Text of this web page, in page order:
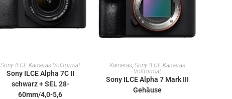
IN DEN WARENKORB
Sony ILCE Kameras Vollformat
Sony ILCE Alpha 7C II
schwarz + SEL 28-
60mm/4,0-5,6
IN DEN WARENKORB
Kameras, Sony ILCE Kameras
Vollformat
Sony ILCE Alpha 7 Mark III
Gehäuse